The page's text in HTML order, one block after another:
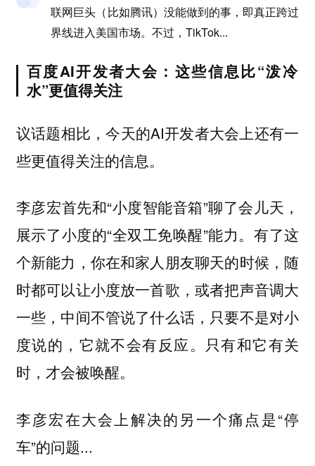
联网巨头（比如腾讯）没能做到的事，即真正跨过
界线进入美国市场。不过，TikTok...
百度AI开发者大会：这些信息比“泼冷
水”更值得关注
议话题相比，今天的AI开发者大会上还有一
些更值得关注的信息。
李彦宏首先和“小度智能音箱”聊了会儿天，
展示了小度的“全双工免唤醒”能力。有了这
个新能力，你在和家人朋友聊天的时候，随
时都可以让小度放一首歌，或者把声音调大
一些，中间不管说了什么话，只要不是对小
度说的，它就不会有反应。只有和它有关
时，才会被唤醒。
李彦宏在大会上解决的另一个痛点是“停
车”的问题...